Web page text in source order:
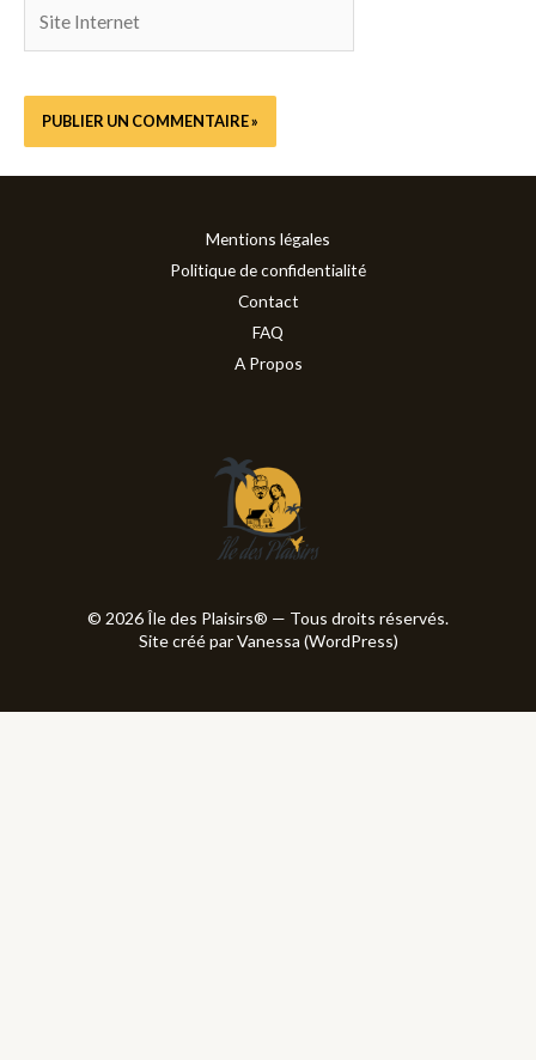
Internet
Mentions légales
Politique de confidentialité
Contact
FAQ
A Propos
© 2026 Île des Plaisirs® — Tous droits réservés.
Site créé par Vanessa (WordPress)